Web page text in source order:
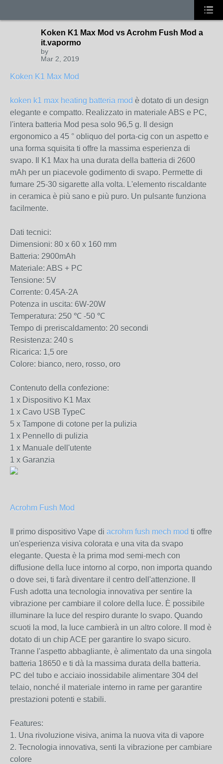
Koken K1 Max Mod vs Acrohm Fush Mod a
it.vapormo
by
Mar 2, 2019
Koken K1 Max Mod
koken k1 max heating batteria mod è dotato di un design
elegante e compatto. Realizzato in materiale ABS e PC,
l'intera batteria Mod pesa solo 96,5 g. Il design
ergonomico a 45 ° obliquo del porta-cig con un aspetto e
una forma squisita ti offre la massima esperienza di
svapo. Il K1 Max ha una durata della batteria di 2600
mAh per un piacevole godimento di svapo. Permette di
fumare 25-30 sigarette alla volta. L'elemento riscaldante
in ceramica è più sano e più puro. Un pulsante funziona
facilmente.
Dati tecnici:
Dimensioni: 80 x 60 x 160 mm
Batteria: 2900mAh
Materiale: ABS + PC
Tensione: 5V
Corrente: 0.45A-2A
Potenza in uscita: 6W-20W
Temperatura: 250 ℃ -50 ℃
Tempo di preriscaldamento: 20 secondi
Resistenza: 240 s
Ricarica: 1,5 ore
Colore: bianco, nero, rosso, oro
Contenuto della confezione:
1 x Dispositivo K1 Max
1 x Cavo USB TypeC
5 x Tampone di cotone per la pulizia
1 x Pennello di pulizia
1 x Manuale dell'utente
1 x Garanzia
Acrohm Fush Mod
Il primo dispositivo Vape di acrohm fush mech mod ti offre
un'esperienza visiva colorata e una vita da svapo
elegante. Questa è la prima mod semi-mech con
diffusione della luce intorno al corpo, non importa quando
o dove sei, ti farà diventare il centro dell'attenzione. Il
Fush adotta una tecnologia innovativa per sentire la
vibrazione per cambiare il colore della luce. È possibile
illuminare la luce del respiro durante lo svapo. Quando
scuoti la mod, la luce cambierà in un altro colore. Il mod è
dotato di un chip ACE per garantire lo svapo sicuro.
Tranne l'aspetto abbagliante, è alimentato da una singola
batteria 18650 e ti dà la massima durata della batteria.
PC del tubo e acciaio inossidabile alimentare 304 del
telaio, nonché il materiale interno in rame per garantire
prestazioni potenti e stabili.
Features:
1. Una rivoluzione visiva, anima la nuova vita di vapore
2. Tecnologia innovativa, senti la vibrazione per cambiare
colore